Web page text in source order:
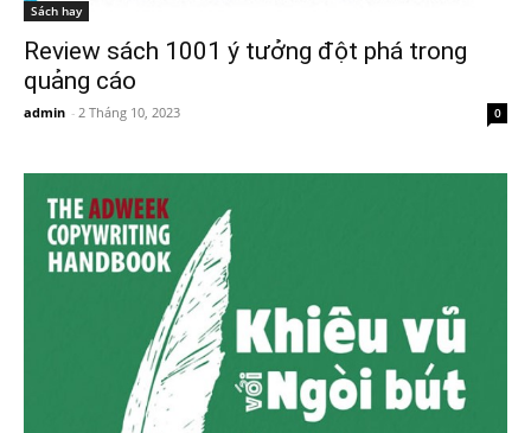
Sách hay
Review sách 1001 ý tưởng đột phá trong
quảng cáo
admin - 2 Tháng 10, 2023 0